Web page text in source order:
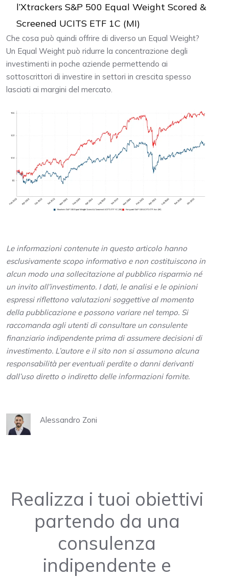
l’Xtrackers S&P 500 Equal Weight Scored &
Screened UCITS ETF 1C (MI)
Che cosa può quindi offrire di diverso un Equal Weight?
Un Equal Weight può ridurre la concentrazione degli
investimenti in poche aziende permettendo ai
sottoscrittori di investire in settori in crescita spesso
lasciati ai margini del mercato.
Le informazioni contenute in questo articolo hanno
esclusivamente scopo informativo e non costituiscono in
alcun modo una sollecitazione al pubblico risparmio né
un invito all’investimento. I dati, le analisi e le opinioni
espressi riflettono valutazioni soggettive al momento
della pubblicazione e possono variare nel tempo. Si
raccomanda agli utenti di consultare un consulente
finanziario indipendente prima di assumere decisioni di
investimento. L’autore e il sito non si assumono alcuna
responsabilità per eventuali perdite o danni derivanti
dall’uso diretto o indiretto delle informazioni fornite.
Alessandro Zoni
Realizza i tuoi obiettivi
partendo da una
consulenza
indipendente e